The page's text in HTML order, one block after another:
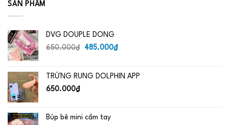
SẢN PHẨM
DVG DOUPLE DONG
650.000₫
Giá
650.000₫.
485.000₫Giá
là:
TRỨNG RUNG DOLPHIN APP
650.000₫
Búp bê mini cầm tay